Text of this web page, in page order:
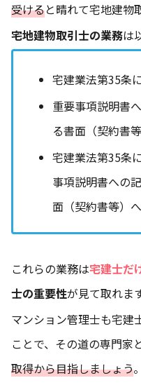
受けると晴れて宅地建物
宅地建物取引士の業務は
宅建業法第35条
重要事項説明書
る書面（契約書
宅建業法第35条
事項説明書への
面（契約書等）
これらの業務は宅建士だ
士の重要性が見て取れます
マンション管理士も宅建
ことで、その道の専門家
取得から目指しましょう。